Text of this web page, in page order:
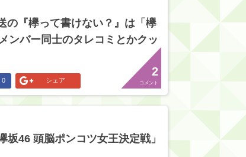
の『欅って書けない？』は「欅
ンバー同士のタレコミとかクッ
2
コメント
0 シェア
46 頭脳ポンコツ女王決定戦」